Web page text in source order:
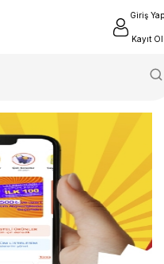
Giriş Yap
Kayıt Ol